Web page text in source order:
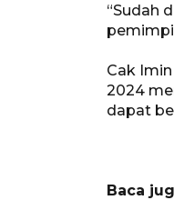
“Sudah
Cak
2024
dapat
Baca